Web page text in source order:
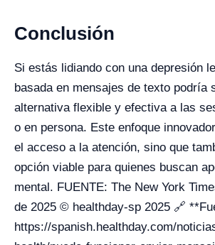
Conclusión
Si estás lidiando con una depresión
basada en mensajes de texto podría
alternativa flexible y efectiva a las
o en persona. Este enfoque
el acceso a la atención, sino que
opción viable para quienes buscan
mental. FUENTE: The New York
de 2025 © healthday-sp 2025 🔗
https://spanish.healthday.com/